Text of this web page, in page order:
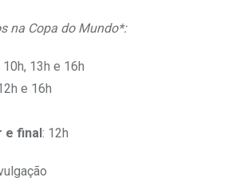
na Copa do Mundo*:
10h, 13h e 16h
e 16h
e final: 12h